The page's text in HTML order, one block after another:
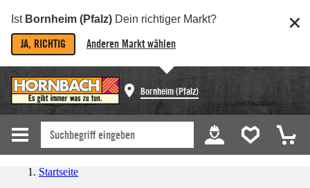
Ist Bornheim (Pfalz) Dein richtiger Markt?
JA, RICHTIG Anderen Markt wählen
Bornheim (Pfalz)
Startseite